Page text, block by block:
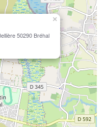
50290 Bréhal
×